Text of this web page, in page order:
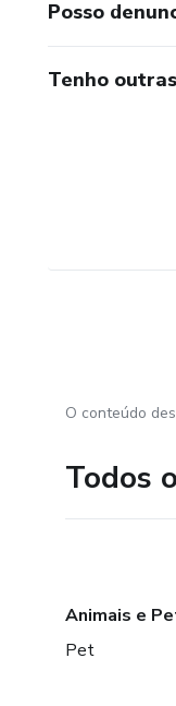
Posso
Tenho
O conteúdo
Todos
Animais e
Pet